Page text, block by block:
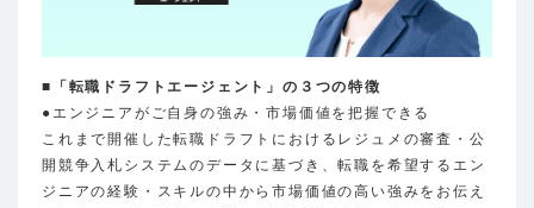
■「転職ドラフトエージェント」の３つの特徴
●エンジニアがご自身の強み・市場価値を把握できる
これまで開催した転職ドラフトにおけるレジュメの審査・公
開競争入札システムのデータに基づき、転職を希望するエン
ジニアの経験・スキルの中から市場価値の高い強みをお伝え